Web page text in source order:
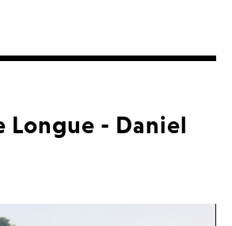
Longue - Daniel